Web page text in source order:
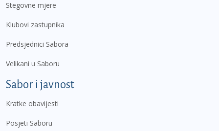
Stegovne mjere
Klubovi zastupnika
Predsjednici Sabora
Velikani u Saboru
Sabor i javnost
Kratke obavijesti
Posjeti Saboru